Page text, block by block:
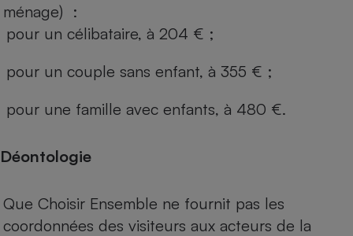
ménage) :
pour un célibataire, à 204 € ;
pour un couple sans enfant, à 355 € ;
pour une famille avec enfants, à 480 €.
Déontologie
Que Choisir Ensemble ne fournit pas les
coordonnées des visiteurs aux acteurs de la